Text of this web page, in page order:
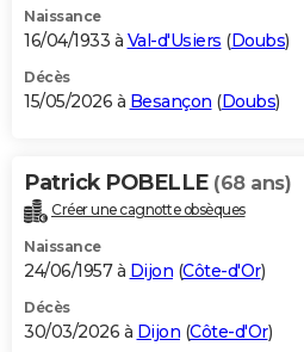
PHOTO
GUIDES D'ACHAT
BONS PLANS
Carte de Noël
Carte Bonne année
Carte Saint-Valentin
Carte Pâques
Carte d'anniversaire
DICTIONNAIRE
Dictionnaire
Biographies
Citations
Expressions
Proverbes
PROGRAMME TV
S'inscrire
Se connecter
Lycées
Collèges
Primaires
Universités
Entreprises
Service militaire
Avis de recherche
AVIS DE DÉCÈS
Naissance
16/04/1933 à Val-d'Usiers (Doubs)
Décès
15/05/2026 à Besançon (Doubs)
Patrick POBELLE (68 ans)
Créer une cagnotte obsèques
Naissance
24/06/1957 à Dijon (Côte-d'Or)
Décès
30/03/2026 à Dijon (Côte-d'Or)